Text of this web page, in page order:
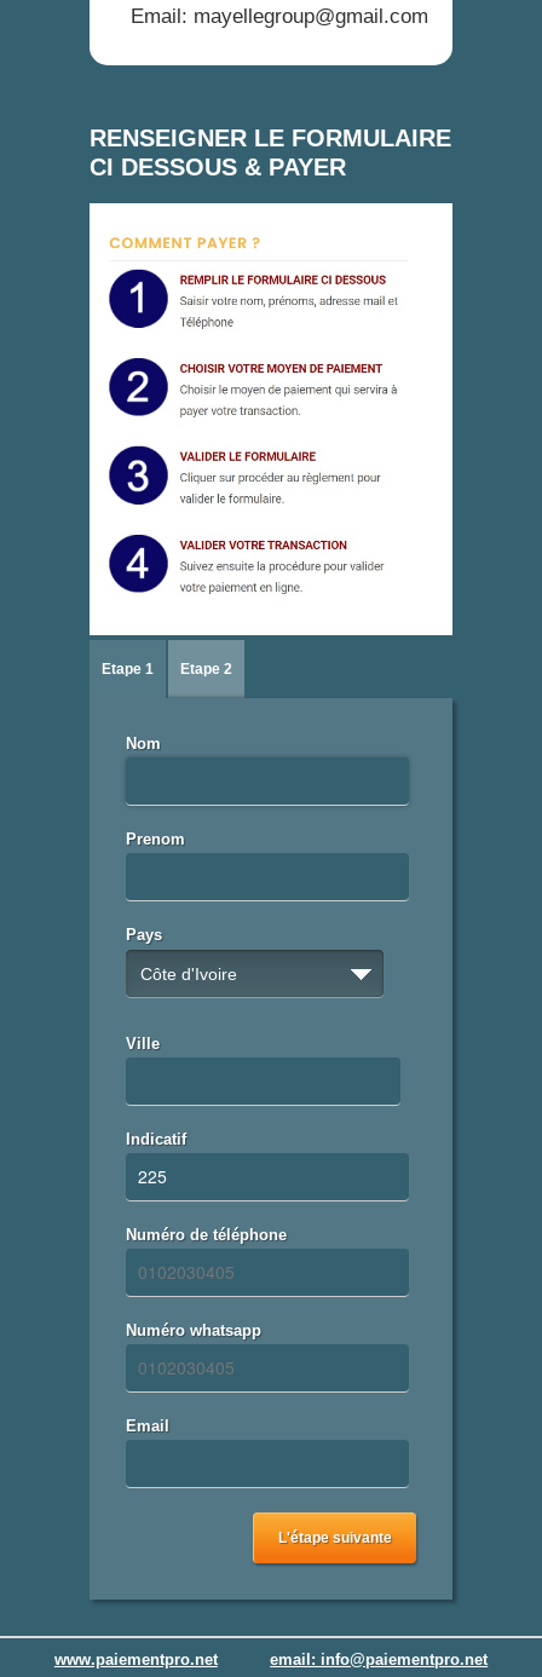
Email: mayellegroup@gmail.com
RENSEIGNER LE FORMULAIRE
CI DESSOUS & PAYER
Etape 1 Etape 2
Nom
Prenom
Pays
Côte d'Ivoire
Ville
Indicatif
Numéro de téléphone
Numéro whatsapp
Email
L'étape suivante
www.paiementpro.net email: info@paiementpro.net